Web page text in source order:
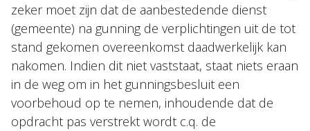
zeker moet zijn dat de aanbestedende dienst
(gemeente) na gunning de verplichtingen uit de tot
stand gekomen overeenkomst daadwerkelijk kan
nakomen. Indien dit niet vaststaat, staat niets eraan
in de weg om in het gunningsbesluit een
voorbehoud op te nemen, inhoudende dat de
opdracht pas verstrekt wordt c.q. de